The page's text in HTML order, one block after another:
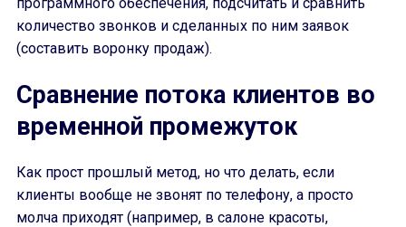
количество звонков и сделанных по ним заявок
(составить воронку продаж).
Сравнение потока клиентов во
временной промежуток
Как прост прошлый метод, но что делать, если
клиенты вообще не звонят по телефону, а просто
молча приходят (например, в салоне красоты,